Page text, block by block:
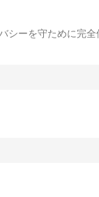
シーを守ために完全